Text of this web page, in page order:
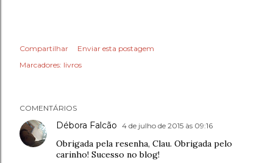
Compartilhar
Enviar esta postagem
Marcadores: livros
COMENTÁRIOS
Débora Falcão 4 de julho de 2015 às 09:16
Obrigada pela resenha, Clau. Obrigada pelo
carinho! Sucesso no blog!